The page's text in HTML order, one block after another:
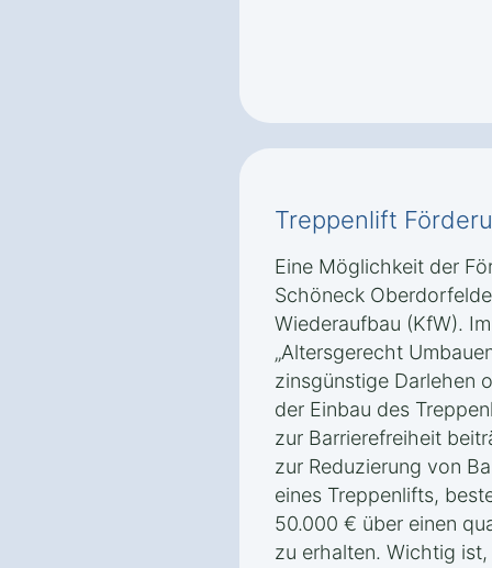
Treppenlift
Eine Möglichkeit der
Schöneck
Wiederaufbau (KfW).
„Altersgerecht
zinsgünstige Darlehen
der Einbau des
zur Barrierefreiheit
zur Reduzierung von
eines Treppenlifts,
50.000 € über einen
zu erhalten. Wichtig